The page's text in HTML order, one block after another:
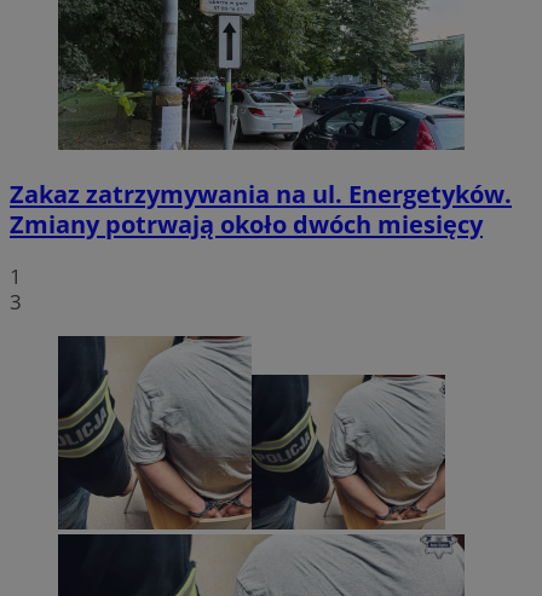
Zakaz zatrzymywania na ul. Energetyków.
Zmiany potrwają około dwóch miesięcy
1
3